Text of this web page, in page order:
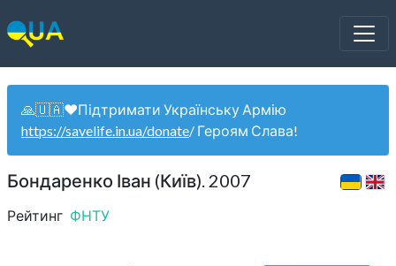
🙏🇺🇦❤️Підтримати Українську Армію
https://savelife.in.ua/donate/ Героям Слава!
Бондаренко Іван (Київ). 2007
Рейтинг ФНТУ